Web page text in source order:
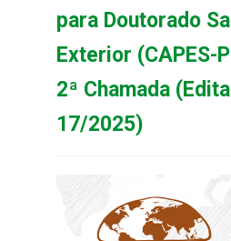
para Doutorado
Exterior (CAPES-
2ª Chamada
17/2025)